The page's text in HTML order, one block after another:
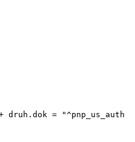
druh.dok = "^pnp_us_auth